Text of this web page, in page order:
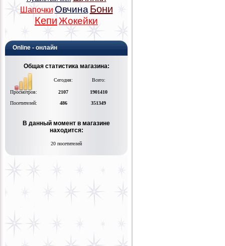
Шапочки Овчина Бони
Кепи Жокейки
Online - онлайн
Общая статистика магазина:
Сегодня: Всего:
Просмотров: 2107
1901410
Посетителей:
486 351349
В данный момент в магазине
находится:
20 посетителей